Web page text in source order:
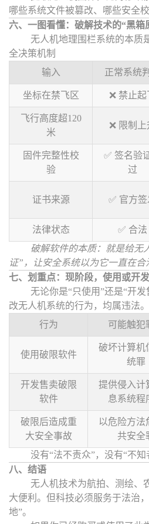
哪些系统文件被篡改、哪些安全校
六、一图看懂：破解技术的“黑箱
无人机地理围栏系统的本质
全决策机制
输入
正常系统
坐标在禁飞区 ❌ 禁止起
飞行高度超120
米
❌ 限制上
固件完整性校
验
✅ 签名验
过
证书来源 ✅ 官方签
法律状态 ✅ 合法
破解软件的本质：就是给无
证” ，让安全系统以为它一直在合
七、划重点：现阶段，使用或开
无论你是“只使用 ”还是“开发
改无人机系统的行为，均属违法。
行为
可能触犯
使用破限软件
破坏计算机
统罪
开发售卖破限
软件
提供侵入计
息系统程
破限后造成重
大安全事故
以危险方法
共安全
没有“法不责众”，没有“不知
八、结语
无人机技术为航拍、测绘、
大便利。但科技必须服务于法治
地”。